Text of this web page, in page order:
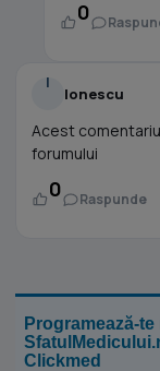
0
I
Ionescu
Acest
forumului
0 Raspunde
Programează-
Clickmed